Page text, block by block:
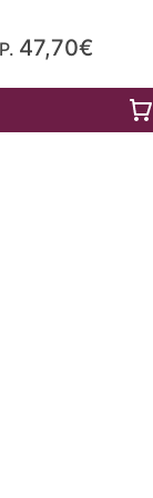
47,70€